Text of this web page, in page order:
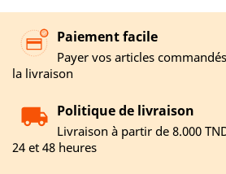
Paiement facile
Payer vos articles
la livraison
Politique de livraison
Livraison à partir de 8.000
24 et 48 heures